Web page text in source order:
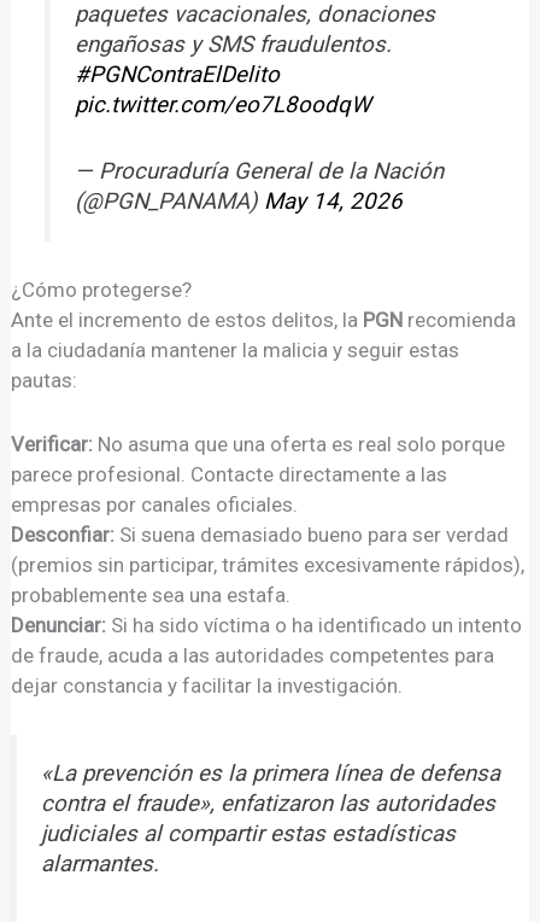
paquetes vacacionales, donaciones
engañosas y SMS fraudulentos.
#PGNContraElDelito
pic.twitter.com/eo7L8oodqW
— Procuraduría General de la Nación
(@PGN_PANAMA) May 14, 2026
¿Cómo protegerse?
Ante el incremento de estos delitos, la PGN recomienda
a la ciudadanía mantener la malicia y seguir estas
pautas:
Verificar: No asuma que una oferta es real solo porque
parece profesional. Contacte directamente a las
empresas por canales oficiales.
Desconfiar: Si suena demasiado bueno para ser verdad
(premios sin participar, trámites excesivamente rápidos),
probablemente sea una estafa.
Denunciar: Si ha sido víctima o ha identificado un intento
de fraude, acuda a las autoridades competentes para
dejar constancia y facilitar la investigación.
«La prevención es la primera línea de defensa
contra el fraude», enfatizaron las autoridades
judiciales al compartir estas estadísticas
alarmantes.